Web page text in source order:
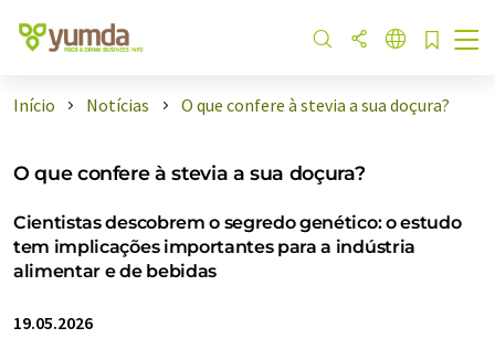
Início Notícias O que confere à stevia a sua doçura?
O que confere à stevia a sua doçura?
Cientistas descobrem o segredo genético: o estudo
tem implicações importantes para a indústria
alimentar e de bebidas
19.05.2026